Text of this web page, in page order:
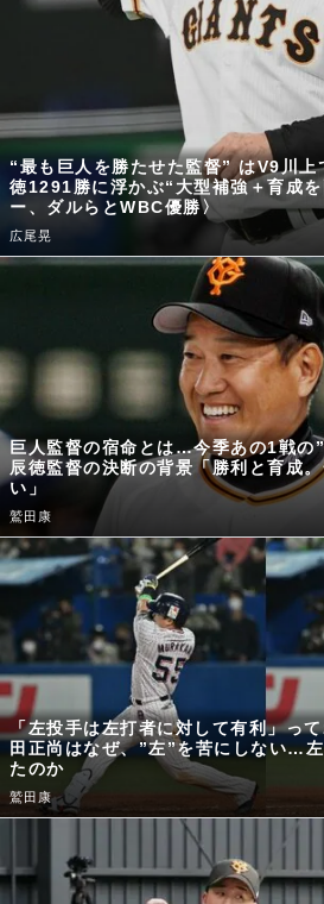
“最も巨人を勝たせた監督” はV9川
徳1291勝に浮かぶ“大型補強＋育成
ー、ダルらとWBC優勝〉
広尾晃
巨人監督の宿命とは…今季あの1戦の
辰徳監督の決断の背景「勝利と育成
い」
鷲田康
「左投手は左打者に対して有利」っ
田正尚はなぜ、”左”を苦にしない…
たのか
鷲田康